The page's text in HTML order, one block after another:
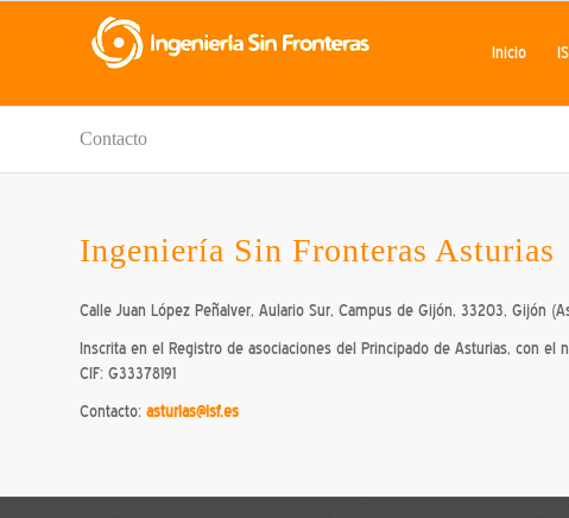
Inicio
Contacto
Ingeniería Sin Fronteras Asturias
Calle Juan López Peñalver, Aulario Sur, Campus de Gijón, 33203, Gijón
Inscrita en el Registro de asociaciones del Principado de Asturias, con el
CIF: G33378191
Contacto: asturias@isf.es